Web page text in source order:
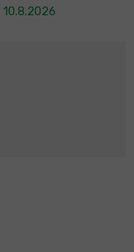
10.8.2026